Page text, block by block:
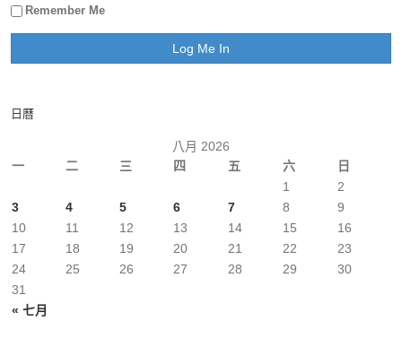
Remember Me
日曆
八月 2026
一
二 三 四 五 六 日
« 七月
1
2
3
4 5 6 7 8
9
10
11 12 13 14 15
16
17
18 19 20 21 22
23
24
25 26 27 28 29
30
31